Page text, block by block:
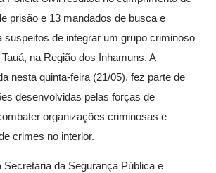
prisão e 13 mandados de busca e
suspeitos de integrar um grupo criminoso
na Região dos Inhamuns. A
nesta quinta-feira (21/05), fez parte de
desenvolvidas pelas forças de
organizações criminosas e
crimes no interior.
Secretaria da Segurança Pública e